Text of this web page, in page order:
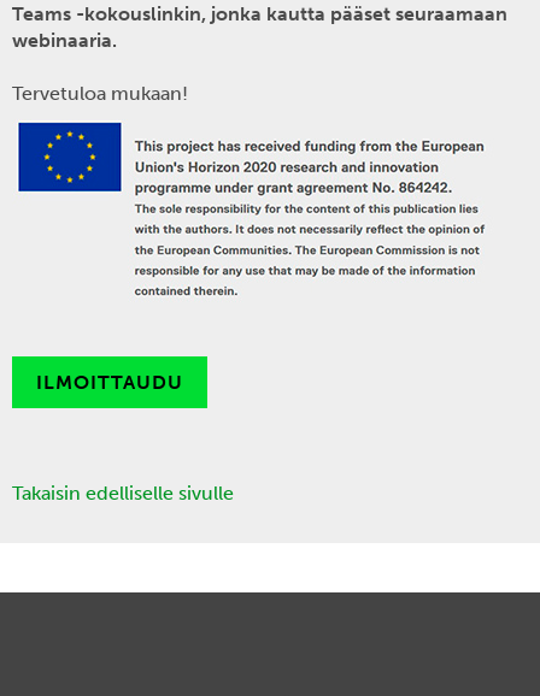
Teams -kokouslinkin, jonka kautta pääset seuraamaan
webinaaria.
Tervetuloa mukaan!
ILMOITTAUDU
Takaisin edelliselle sivulle